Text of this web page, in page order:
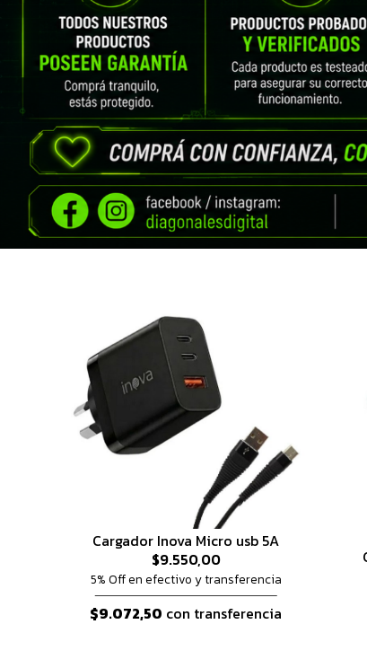
Cargador Inova Micro usb 5A
$9.550,00
5% Off en efectivo y transferencia
$9.072,50 con transferencia